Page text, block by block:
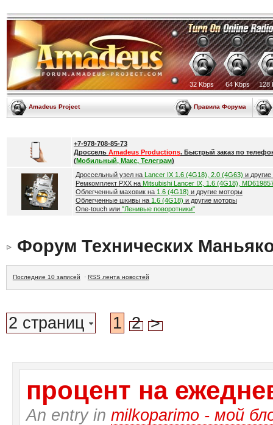
32 Kbps 64 Kbps 128
Amadeus Project Правила Форума
+7-978-708-85-73
Дроссель Amadeus Productions. Быстрый заказ по
(Мобильный, Макс, Телеграм)
Дроссельный узел на Lancer IX 1.6 (4G18), 2.0 (4G63) и
Ремкомплект РХХ на Mitsubishi Lancer IX, 1.6 (4G18),
Облегченный маховик на 1.6 (4G18) и другие моторы
Облегченные шкивы на 1.6 (4G18) и другие моторы
One-touch или "Ленивые поворотники"
Форум Технических
Последние 10 записей · RSS лента новостей
2 страниц 1 2 >
процент на
An entry in milkoparimo - мой